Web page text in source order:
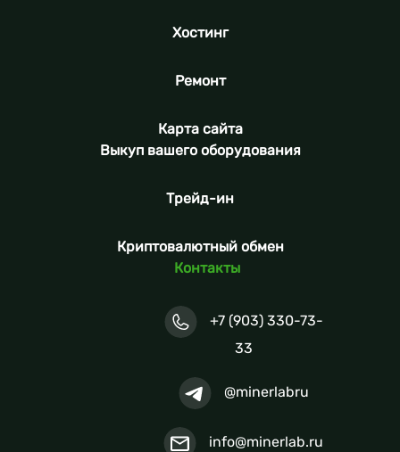
Хостинг
Ремонт
Карта сайта
Выкуп вашего оборудования
Трейд-ин
Криптовалютный обмен
Контакты
+7 (903) 330-73-
33
@minerlabru
info@minerlab.ru